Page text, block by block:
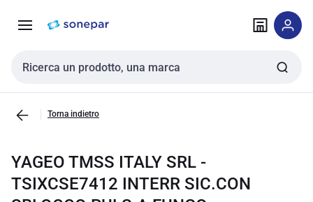
navigazione alla
Cerca input
Torna indietro
YAGEO TMSS ITALY SRL -
TSIXCSE7412 INTERR SIC.CON